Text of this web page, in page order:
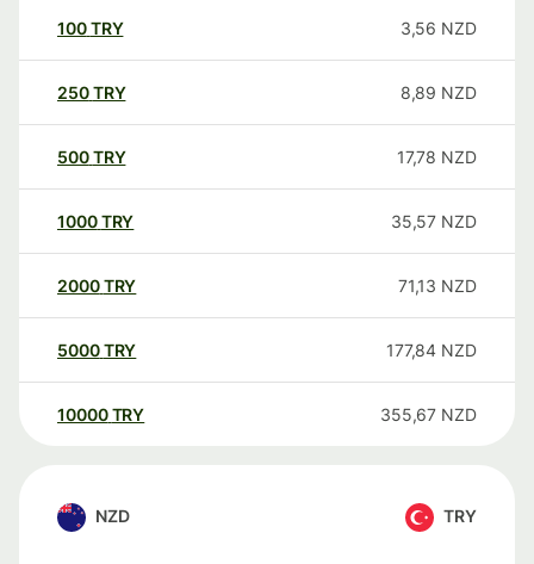
100TRY 3,56 NZD
250TRY 8,89 NZD
500TRY 17,78 NZD
1000TRY 35,57 NZD
2000TRY 71,13 NZD
5000TRY 177,84 NZD
10000 TRY 355,67 NZD
NZD TRY